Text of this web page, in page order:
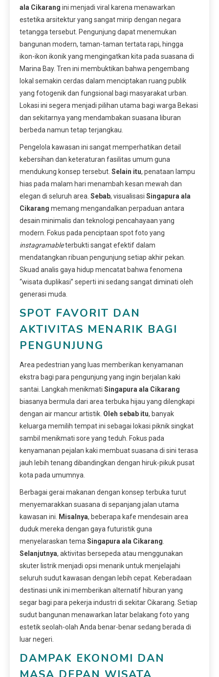
ala Cikarang ini menjadi viral karena menawarkan
estetika arsitektur yang sangat mirip dengan negara
tetangga tersebut. Pengunjung dapat menemukan
bangunan modern, taman-taman tertata rapi, hingga
ikon-ikon ikonik yang mengingatkan kita pada suasana di
Marina Bay. Tren ini membuktikan bahwa pengembang
lokal semakin cerdas dalam menciptakan ruang publik
yang fotogenik dan fungsional bagi masyarakat urban.
Lokasi ini segera menjadi pilihan utama bagi warga Bekasi
dan sekitarnya yang mendambakan suasana liburan
berbeda namun tetap terjangkau.
Pengelola kawasan ini sangat memperhatikan detail
kebersihan dan keteraturan fasilitas umum guna
mendukung konsep tersebut. Selain itu, penataan lampu
hias pada malam hari menambah kesan mewah dan
elegan di seluruh area. Sebab, visualisasi Singapura ala
Cikarang memang mengandalkan perpaduan antara
desain minimalis dan teknologi pencahayaan yang
modern. Fokus pada penciptaan spot foto yang
instagramableterbukti sangat efektif dalam
mendatangkan ribuan pengunjung setiap akhir pekan.
Skuad analis gaya hidup mencatat bahwa fenomena
“wisata duplikasi” seperti ini sedang sangat diminati oleh
generasi muda.
SPOT FAVORIT DAN
AKTIVITAS MENARIK BAGI
PENGUNJUNG
Area pedestrian yang luas memberikan kenyamanan
ekstra bagi para pengunjung yang ingin berjalan kaki
santai. Langkah menikmati Singapura ala Cikarang
biasanya bermula dari area terbuka hijau yang dilengkapi
dengan air mancur artistik. Oleh sebab itu, banyak
keluarga memilih tempat ini sebagai lokasi piknik singkat
sambil menikmati sore yang teduh. Fokus pada
kenyamanan pejalan kaki membuat suasana di sini terasa
jauh lebih tenang dibandingkan dengan hiruk-pikuk pusat
kota pada umumnya.
Berbagai gerai makanan dengan konsep terbuka turut
menyemarakkan suasana di sepanjang jalan utama
kawasan ini. Misalnya, beberapa kafe mendesain area
duduk mereka dengan gaya futuristik guna
menyelaraskan temaSingapura ala Cikarang.
Selanjutnya, aktivitas bersepeda atau menggunakan
skuter listrik menjadi opsi menarik untuk menjelajahi
seluruh sudut kawasan dengan lebih cepat. Keberadaan
destinasi unik ini memberikan alternatif hiburan yang
segar bagi para pekerja industri di sekitar Cikarang. Setiap
sudut bangunan menawarkan latar belakang foto yang
estetik seolah-olah Anda benar-benar sedang berada di
luar negeri.
DAMPAK EKONOMI DAN